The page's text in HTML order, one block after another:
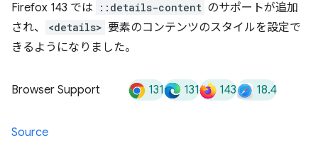
Firefox 143 では ::details-content のサポートが追加
され、
<details> 要素のコンテンツのスタイルを設定で
きるようになりました。
Browser Support 131 131 143 18.4
Source